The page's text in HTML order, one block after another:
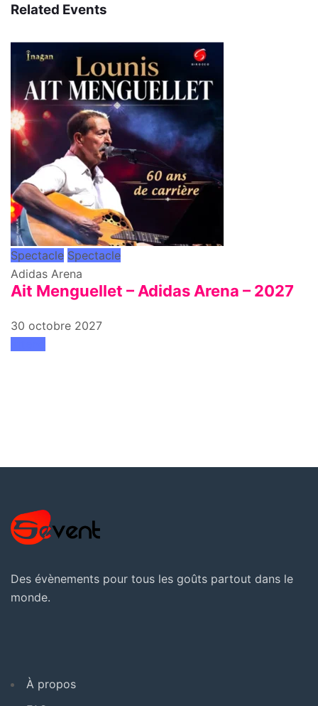
Related Events
Spectacle Spectacle
Adidas Arena
Ait Menguellet – Adidas Arena – 2027
30 octobre 2027
Des évènements pour tous les goûts partout dans le
monde.
À propos